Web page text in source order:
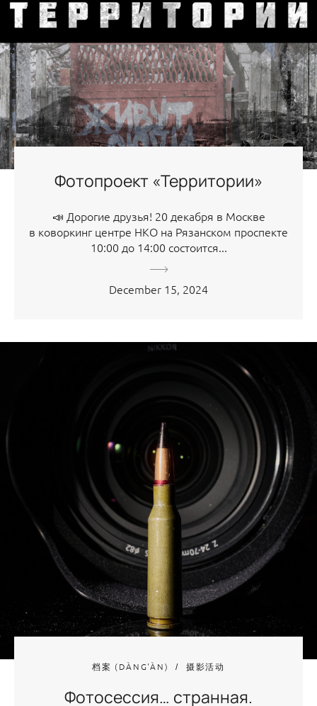
Фотопроект «Территории»
📣 Дорогие друзья! 20 декабря в Москве
в коворкинг центре НКО на Рязанском проспекте
10:00 до 14:00 состоится...
December 15, 2024
档案 (DÀNG'ÀN) 摄影活动
Фотосессия… странная.